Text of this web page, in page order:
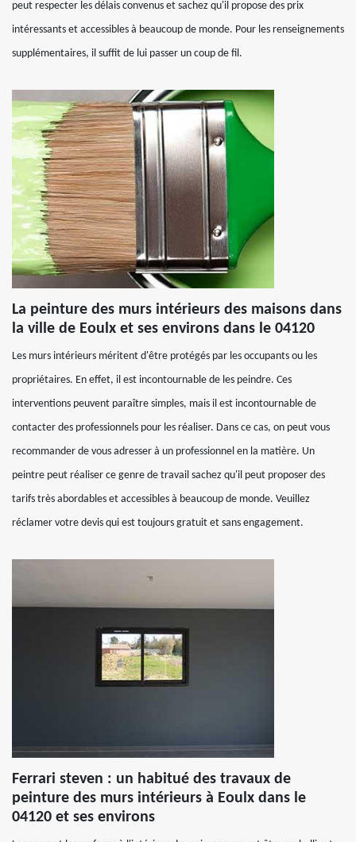
peut respecter les délais convenus et sachez qu'il propose des prix
intéressants et accessibles à beaucoup de monde. Pour les renseignements
supplémentaires, il suffit de lui passer un coup de fil.
La peinture des murs intérieurs des maisons dans
la ville de Eoulx et ses environs dans le 04120
Les murs intérieurs méritent d'être protégés par les occupants ou les
propriétaires. En effet, il est incontournable de les peindre. Ces
interventions peuvent paraître simples, mais il est incontournable de
contacter des professionnels pour les réaliser. Dans ce cas, on peut vous
recommander de vous adresser à un professionnel en la matière. Un
peintre peut réaliser ce genre de travail sachez qu'il peut proposer des
tarifs très abordables et accessibles à beaucoup de monde. Veuillez
réclamer votre devis qui est toujours gratuit et sans engagement.
Ferrari steven : un habitué des travaux de
peinture des murs intérieurs à Eoulx dans le
04120 et ses environs